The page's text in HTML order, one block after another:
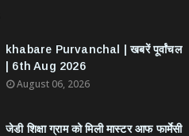
khabare Purvanchal | खबरें पूर्वांचल
| 6th Aug 2026
August 06, 2026
जेडी शिक्षा ग्राम को मिली मास्टर आफ फार्मेसी